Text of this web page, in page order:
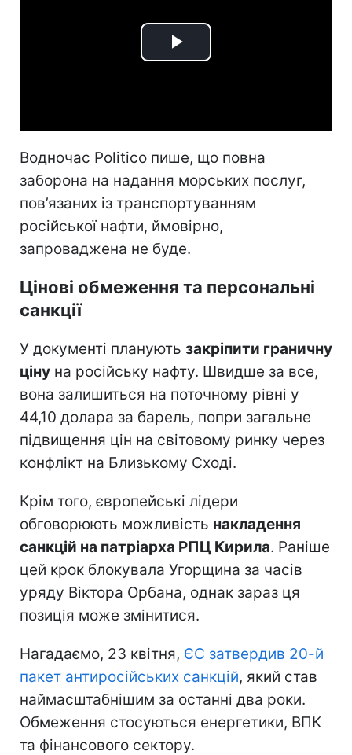
Play
Водночас Politico пише, що повна
заборона на надання морських послуг,
пов’язаних із транспортуванням
російської нафти, ймовірно,
запроваджена не буде.
Цінові обмеження та персональні
санкції
У документі планують закріпити граничну
ціну на російську нафту. Швидше за все,
вона залишиться на поточному рівні у
44,10 долара за барель, попри загальне
підвищення цін на світовому ринку через
конфлікт на Близькому Сході.
Крім того, європейські лідери
обговорюють можливість накладення
санкцій на патріарха РПЦ Кирила. Раніше
цей крок блокувала Угорщина за часів
уряду Віктора Орбана, однак зараз ця
позиція може змінитися.
Нагадаємо, 23 квітня, ЄС затвердив 20-й
пакет антиросійських санкцій, який став
наймасштабнішим за останні два роки.
Обмеження стосуються енергетики, ВПК
та фінансового сектору.